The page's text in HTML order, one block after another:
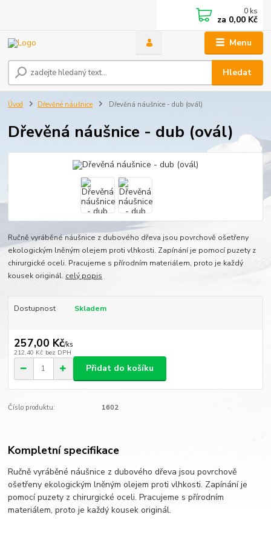
Menu
Hledat
0 ks
za 0,00 Kč
Úvod Dřevěné náušnice Dřevěná náušnice - dub (ovál)
Dřevěná náušnice - dub (ovál)
Ručně vyráběné náušnice z dubového dřeva jsou povrchově ošetřeny
ekologickým lněným olejem proti vlhkosti. Zapínání je pomocí puzety z
chirurgické oceli. Pracujeme s přírodním materiálem, proto je každý
kousek originál. celý popis
Dostupnost Skladem
257,00 Kč/ks
212,40 Kč bez DPH
Přidat do košíku
Číslo produktu: 1602
Kompletní specifikace
Ručně vyráběné náušnice z dubového dřeva jsou povrchově
ošetřeny ekologickým lněným olejem proti vlhkosti. Zapínání je
pomocí puzety z chirurgické oceli. Pracujeme s přírodním
materiálem, proto je každý kousek originál.